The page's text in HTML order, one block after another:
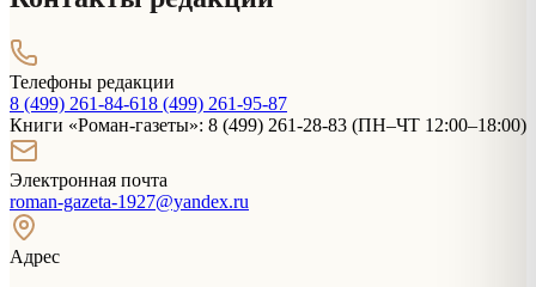
Телефоны редакции
8 (499) 261-84-618 (499) 261-95-87
Книги «Роман-газеты»: 8 (499) 261-28-83 (ПН–ЧТ 12:00–18:00)
Электронная почта
roman-gazeta-1927@yandex.ru
Адрес